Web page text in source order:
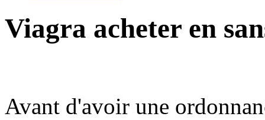
Viagra acheter en
Avant d'avoir une